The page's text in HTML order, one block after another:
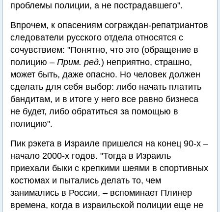
проблемы полиции, а не пострадавшего".
Впрочем, к опасениям сограждан-репатриантов
следователи русского отдела относятся с
сочувствием: "Понятно, что это (обращение в
полицию – Прим. ред.) неприятно, страшно,
может быть, даже опасно. Но человек должен
сделать для себя выбор: либо начать платить
бандитам, и в итоге у него все равно бизнеса
не будет, либо обратиться за помощью в
полицию".
Пик рэкета в Израиле пришелся на конец 90-х –
начало 2000-х годов. "Тогда в Израиль
приехали быки с крепкими шеями в спортивных
костюмах и пытались делать то, чем
занимались в России, – вспоминает Плинер
времена, когда в израильской полиции еще не